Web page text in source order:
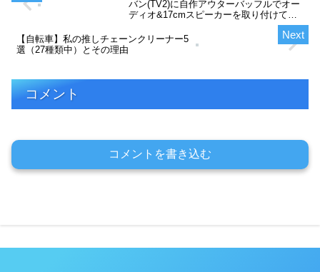
バン(TV2)に自作アウターバッフルでオー
ディオ&17cmスピーカーを取り付けてみ
【自転車】私の推しチェーンクリーナー5
選（27種類中）とその理由
コメント
コメントを書き込む